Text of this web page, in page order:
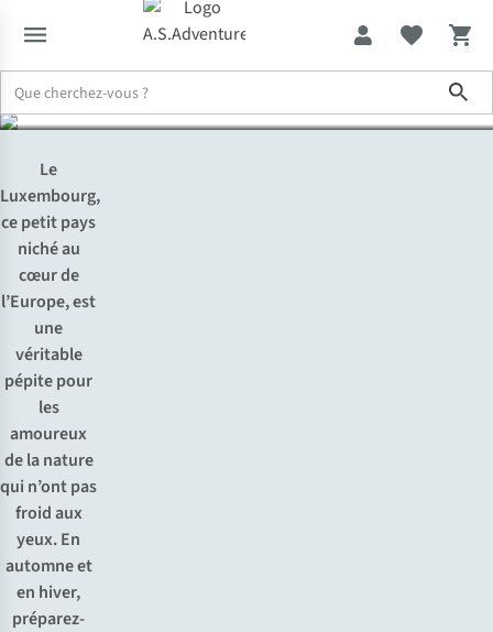
Luxembourg
Le
Luxembourg,
ce petit pays
niché au
cœur de
l’Europe, est
une
véritable
pépite pour
les
amoureux
de la nature
qui n’ont pas
froid aux
yeux. En
automne et
en hiver,
préparez-